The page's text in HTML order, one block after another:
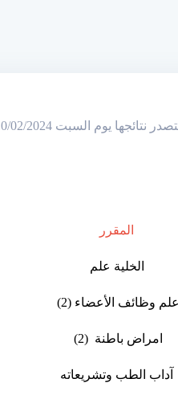
يوم السبت 10/02/2024 على
المقرر
علم الخلية
علم وظائف الأعضاء (2)
امراض باطنة (2)
آداب الطب وتشريعاته